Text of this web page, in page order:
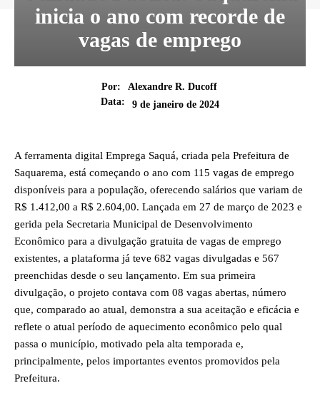
inicia o ano com recorde de
vagas de emprego
Por:
Alexandre R. Ducoff
Data:
9 de janeiro de 2024
A ferramenta digital Emprega Saquá, criada pela Prefeitura de
Saquarema, está começando o ano com 115 vagas de emprego
disponíveis para a população, oferecendo salários que variam de
R$ 1.412,00 a R$ 2.604,00. Lançada em 27 de março de 2023 e
gerida pela Secretaria Municipal de Desenvolvimento
Econômico para a divulgação gratuita de vagas de emprego
existentes, a plataforma já teve 682 vagas divulgadas e 567
preenchidas desde o seu lançamento. Em sua primeira
divulgação, o projeto contava com 08 vagas abertas, número
que, comparado ao atual, demonstra a sua aceitação e eficácia e
reflete o atual período de aquecimento econômico pelo qual
passa o município, motivado pela alta temporada e,
principalmente, pelos importantes eventos promovidos pela
Prefeitura.